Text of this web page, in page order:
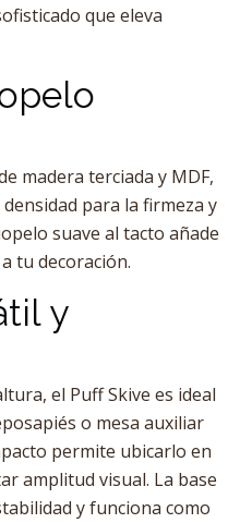
que eleva
madera terciada y MDF,
para la firmeza y
suave al tacto añade
tu decoración.
y
el Puff Skive es ideal
o mesa auxiliar
permite ubicarlo en
amplitud visual. La base
y funciona como